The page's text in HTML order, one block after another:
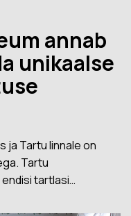
annab
unikaalse
ja Tartu linnale on
Tartu
tartlasi…